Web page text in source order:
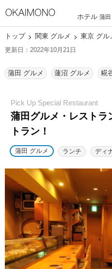
ホテル 蒲田
トップ 関東 グルメ 東京 グル
更新日：2022年10月21日
蒲田 グルメ 蓮沼 グルメ 糀
蒲田グルメ・レストラ
トラン！
蒲田 グルメ ランチ ディ